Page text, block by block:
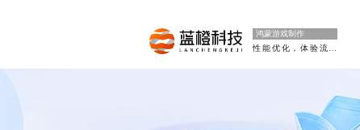
鸿蒙游戏制作